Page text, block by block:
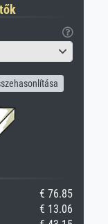
€ 76.85
€ 13.06